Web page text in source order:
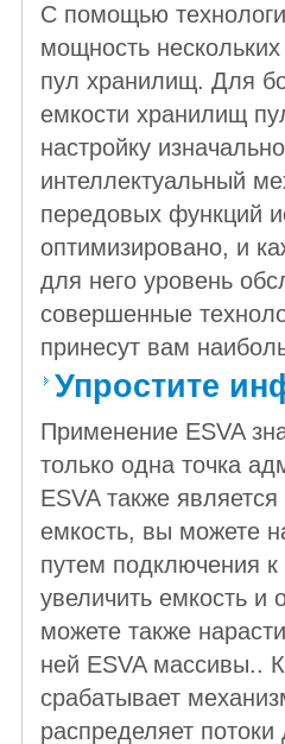
С помощью
мощность
пул хранилищ. Для
емкости хранилищ
настройку
интеллектуальный
передовых функций
оптимизировано, и
для него уровень
совершенные
принесут вам
Упростите
Применение ESVA
только одна точка
ESVA также
емкость, вы можете
путем подключения
увеличить емкость и
можете также
ней ESVA массивы..
срабатывает
распределяет